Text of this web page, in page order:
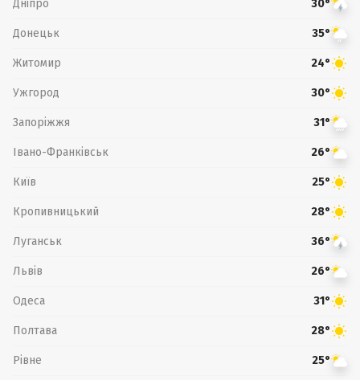
Дніпро 30°
Донецьк 35°
Житомир 24°
Ужгород 30°
Запоріжжя 31°
Івано-Франківськ 26°
Київ 25°
Кропивницький 28°
Луганськ 36°
Львів 26°
Одеса 31°
Полтава 28°
Рівне 25°